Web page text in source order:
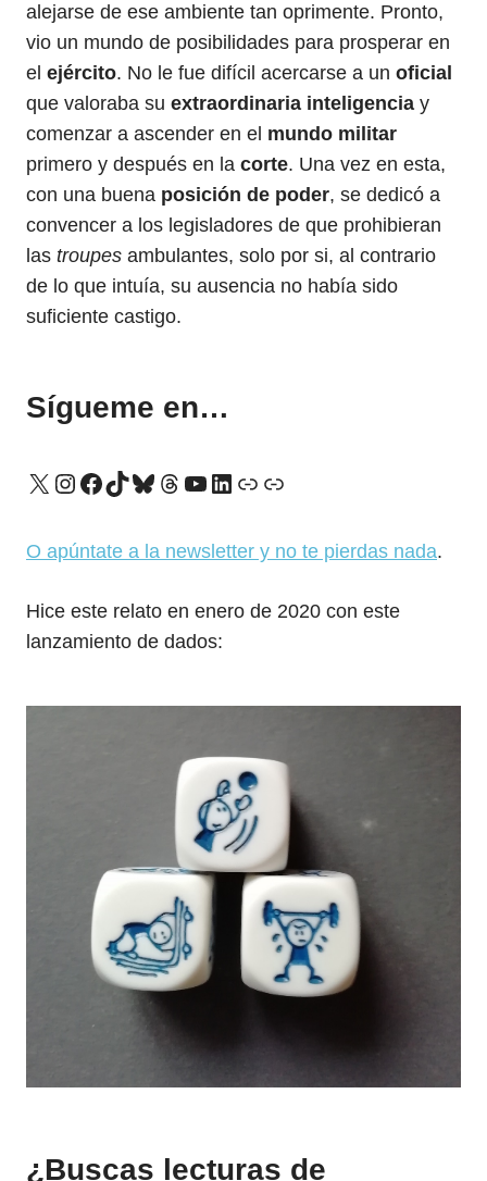
alejarse de ese ambiente tan oprimente. Pronto,
vio un mundo de posibilidades para prosperar en
el ejército. No le fue difícil acercarse a un oficial
que valoraba su extraordinaria inteligencia y
comenzar a ascender en el mundo militar
primero y después en la corte. Una vez en esta,
con una buena posición de poder, se dedicó a
convencer a los legisladores de que prohibieran
las troupes ambulantes, solo por si, al contrario
de lo que intuía, su ausencia no había sido
suficiente castigo.
Sígueme en…
X Instagram
Facebook
TikTok
Bluesky
Threads
YouTube
LinkedIn
Enlace
Enlace
O apúntate a la newsletter y no te pierdas nada.
Hice este relato en enero de 2020 con este
lanzamiento de dados:
¿Buscas lecturas de